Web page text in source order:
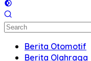
Berita Otomotif
Berita Olahraga